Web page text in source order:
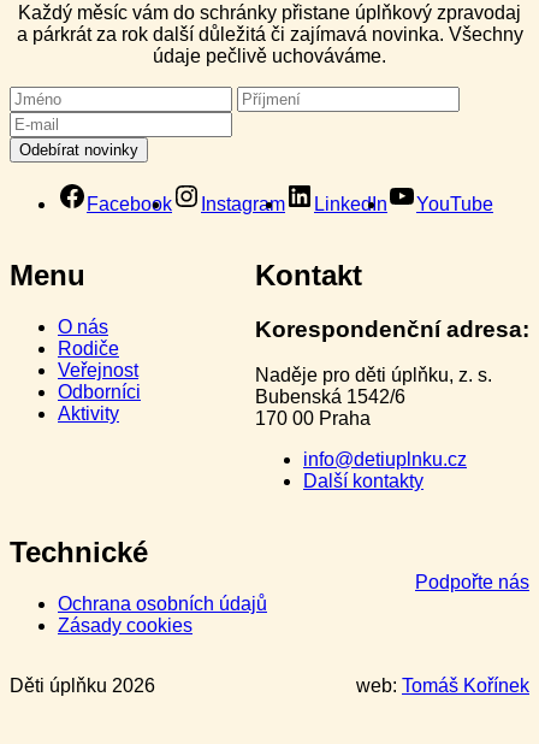
Každý měsíc vám do schránky přistane úplňkový zpravodaj
a párkrát za rok další důležitá či zajímavá novinka. Všechny
údaje pečlivě uchováváme.
Facebook Instagram LinkedIn YouTube
Menu
O nás
Rodiče
Veřejnost
Odborníci
Aktivity
Kontakt
Korespondenční adresa:
Naděje pro děti úplňku, z. s.
Bubenská 1542/6
170 00 Praha
info@detiuplnku.cz
Další kontakty
Technické
Ochrana osobních údajů
Zásady cookies
Podpořte nás
Děti úplňku 2026 web: Tomáš Kořínek